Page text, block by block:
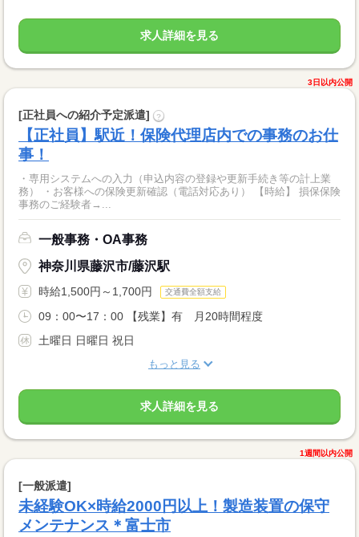
求人詳細を見る
3日以内公開
[正社員への紹介予定派遣] ?
【正社員】駅近！保険代理店内での事務のお仕
事！
・専用システムへの入力（申込内容の登録や更新手続き等の計上業
務） ・お客様への保険更新確認（電話対応あり） 【時給】 損保保険
事務のご経験者→...
一般事務・OA事務
神奈川県藤沢市/藤沢駅
時給1,500円～1,700円 交通費全額支給
09：00〜17：00 【残業】有 月20時間程度
土曜日 日曜日 祝日
もっと見る
求人詳細を見る
1週間以内公開
[一般派遣]
未経験OK×時給2000円以上！製造装置の保守
メンテナンス＊富士市